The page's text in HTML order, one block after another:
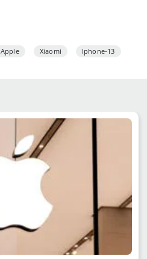
Apple Xiaomi Iphone-13